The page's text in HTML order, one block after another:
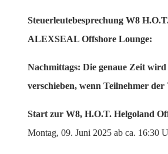
Steuerleutebesprechung W8
ALEXSEAL Offshore Lounge:
Nachmittags: Die genaue Zeit
verschieben, wenn Teilnehmer
Start zur W8, H.O.T. Helgoland
Montag, 09. Juni 2025 ab ca. 16:30